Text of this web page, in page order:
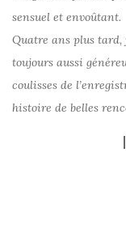
sensuel et envoûtant.
Quatre ans plus tard,
toujours aussi
coulisses de
histoire de belles